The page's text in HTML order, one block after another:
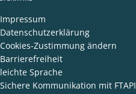
Impressum
Datenschutzerklärung
Cookies-Zustimmung ändern
Barrierefreiheit
leichte Sprache
Sichere Kommunikation mit FTAPI